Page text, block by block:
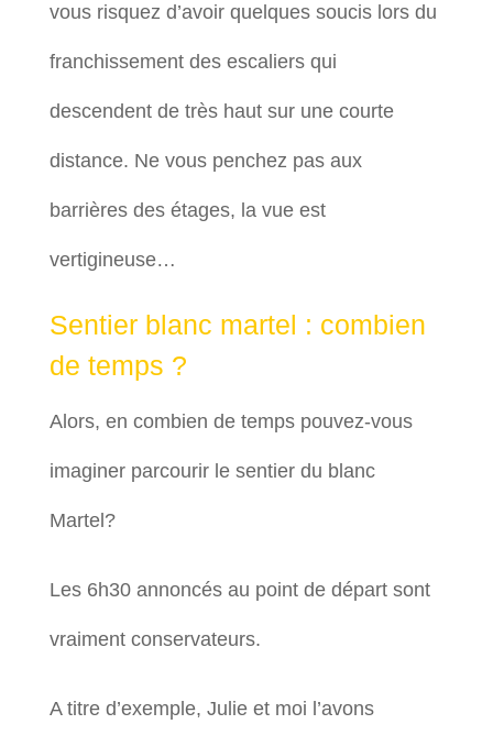
vous risquez d’avoir quelques soucis lors du
franchissement des escaliers qui
descendent de très haut sur une courte
distance. Ne vous penchez pas aux
barrières des étages, la vue est
vertigineuse…
Sentier blanc martel : combien
de temps ?
Alors, en combien de temps pouvez-vous
imaginer parcourir le sentier du blanc
Martel?
Les 6h30 annoncés au point de départ sont
vraiment conservateurs.
A titre d’exemple, Julie et moi l’avons